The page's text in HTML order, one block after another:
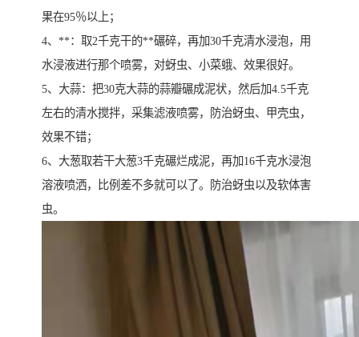
果在95％以上；
4、**：取2千克干的**碾碎，再加30千克清水浸泡，用
水浸液进行那个喷雾，对蚜虫、小菜蛾、效果很好。
5、大蒜：把30克大蒜的蒜瓣碾成泥状，然后加4.5千克
左右的清水搅拌，采集滤液喷雾，防治蚜虫、甲壳虫，
效果不错；
6、大葱取若干大葱3千克碾烂成泥，再加16千克水浸泡
溶液喷洒，比例差不多就可以了。防治蚜虫以及软体害
虫。